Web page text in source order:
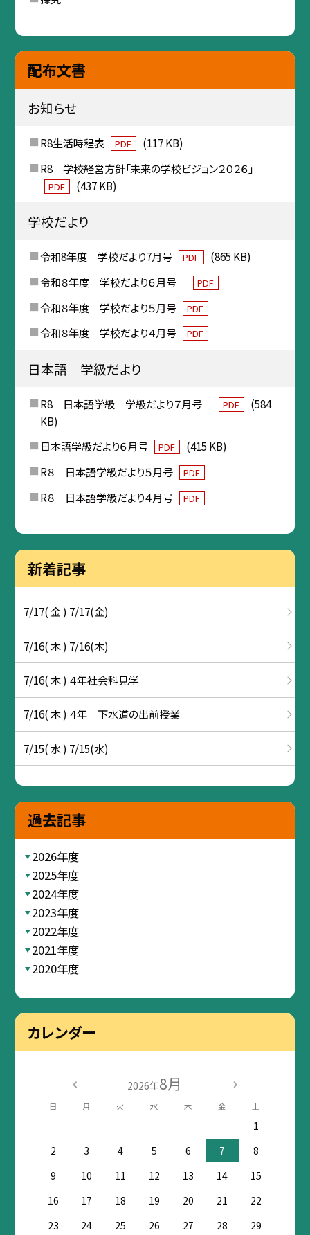
配布文書
お知らせ
R8生活時程表 PDF
(117 KB)
R8 学校経営方針「未来の学校ビジョン２０２６」
PDF (437 KB)
学校だより
令和8年度 学校だより7月号 PDF
(865 KB)
令和８年度 学校だより６月号
PDF
令和８年度 学校だより５月号 PDF
令和８年度 学校だより４月号 PDF
日本語 学級だより
R8 日本語学級 学級だより７月号 PDF
(584
KB)
日本語学級だより６月号
PDF
(415 KB)
R８ 日本語学級だより５月号
PDF
R８ 日本語学級だより４月号 PDF
新着記事
7/17( 金 ) 7/17(金)
7/16( 木 ) 7/16(木)
7/16( 木 ) ４年社会科見学
7/16( 木 ) ４年 下水道の出前授業
7/15( 水 ) 7/15(水)
過去記事
2026年度
2025年度
2024年度
2023年度
2022年度
2021年度
2020年度
カレンダー
2026年8月
日 月 火 水 木 金 土
1
2
3 4 5 6 7
8
9
10 11 12 13 14
15
16
17 18 19 20 21
22
23
24 25 26 27 28
29